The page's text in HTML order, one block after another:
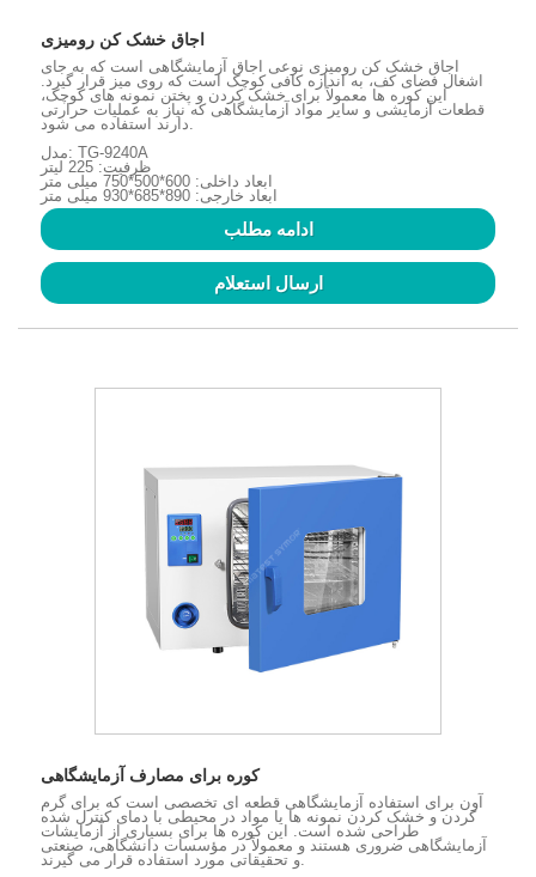
اجاق خشک کن رومیزی
اجاق خشک کن رومیزی نوعی اجاق آزمایشگاهی است که به جای
اشغال فضای کف، به اندازه کافی کوچک است که روی میز قرار گیرد.
این کوره ها معمولاً برای خشک کردن و پختن نمونه های کوچک،
قطعات آزمایشی و سایر مواد آزمایشگاهی که نیاز به عملیات حرارتی
دارند استفاده می شود.
مدل: TG-9240A
ظرفیت: 225 لیتر
ابعاد داخلی: 600*500*750 میلی متر
ابعاد خارجی: 890*685*930 میلی متر
ادامه مطلب
ارسال استعلام
کوره برای مصارف آزمایشگاهی
آون برای استفاده آزمایشگاهی قطعه ای تخصصی است که برای گرم
کردن و خشک کردن نمونه ها یا مواد در محیطی با دمای کنترل شده
طراحی شده است. این کوره ها برای بسیاری از آزمایشات
آزمایشگاهی ضروری هستند و معمولاً در مؤسسات دانشگاهی، صنعتی
و تحقیقاتی مورد استفاده قرار می گیرند.